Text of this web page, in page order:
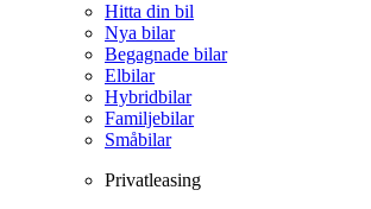
Hitta din bil
Nya bilar
Begagnade bilar
Elbilar
Hybridbilar
Familjebilar
Småbilar
Privatleasing